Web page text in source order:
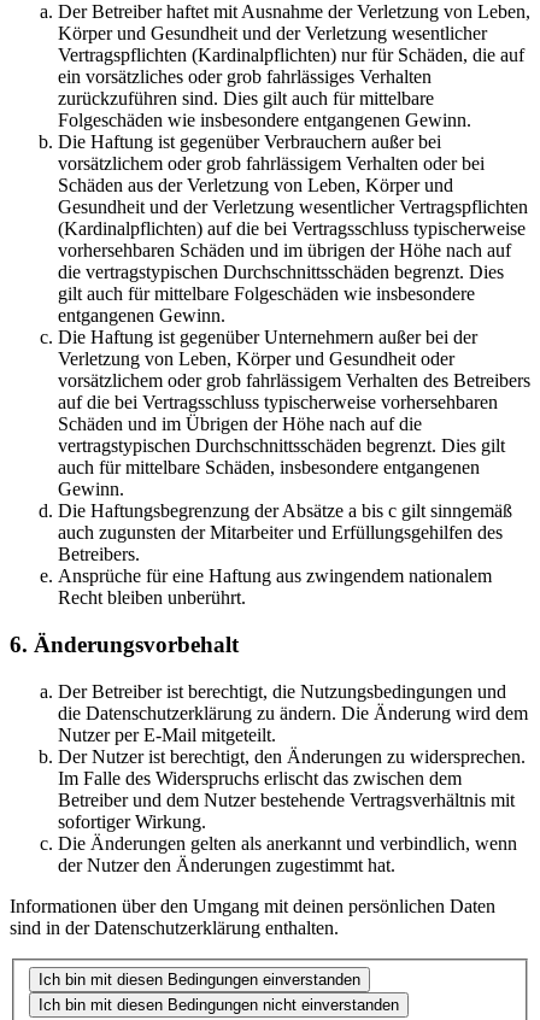
Der Betreiber haftet mit Ausnahme der Verletzung von Leben,
Körper und Gesundheit und der Verletzung wesentlicher
Vertragspflichten (Kardinalpflichten) nur für Schäden, die auf
ein vorsätzliches oder grob fahrlässiges Verhalten
zurückzuführen sind. Dies gilt auch für mittelbare
Folgeschäden wie insbesondere entgangenen Gewinn.
Die Haftung ist gegenüber Verbrauchern außer bei
vorsätzlichem oder grob fahrlässigem Verhalten oder bei
Schäden aus der Verletzung von Leben, Körper und
Gesundheit und der Verletzung wesentlicher Vertragspflichten
(Kardinalpflichten) auf die bei Vertragsschluss typischerweise
vorhersehbaren Schäden und im übrigen der Höhe nach auf
die vertragstypischen Durchschnittsschäden begrenzt. Dies
gilt auch für mittelbare Folgeschäden wie insbesondere
entgangenen Gewinn.
Die Haftung ist gegenüber Unternehmern außer bei der
Verletzung von Leben, Körper und Gesundheit oder
vorsätzlichem oder grob fahrlässigem Verhalten des Betreibers
auf die bei Vertragsschluss typischerweise vorhersehbaren
Schäden und im Übrigen der Höhe nach auf die
vertragstypischen Durchschnittsschäden begrenzt. Dies gilt
auch für mittelbare Schäden, insbesondere entgangenen
Gewinn.
Die Haftungsbegrenzung der Absätze a bis c gilt sinngemäß
auch zugunsten der Mitarbeiter und Erfüllungsgehilfen des
Betreibers.
Ansprüche für eine Haftung aus zwingendem nationalem
Recht bleiben unberührt.
6. Änderungsvorbehalt
Der Betreiber ist berechtigt, die Nutzungsbedingungen und
die Datenschutzerklärung zu ändern. Die Änderung wird dem
Nutzer per E-Mail mitgeteilt.
Der Nutzer ist berechtigt, den Änderungen zu widersprechen.
Im Falle des Widerspruchs erlischt das zwischen dem
Betreiber und dem Nutzer bestehende Vertragsverhältnis mit
sofortiger Wirkung.
Die Änderungen gelten als anerkannt und verbindlich, wenn
der Nutzer den Änderungen zugestimmt hat.
Informationen über den Umgang mit deinen persönlichen Daten
sind in der Datenschutzerklärung enthalten.